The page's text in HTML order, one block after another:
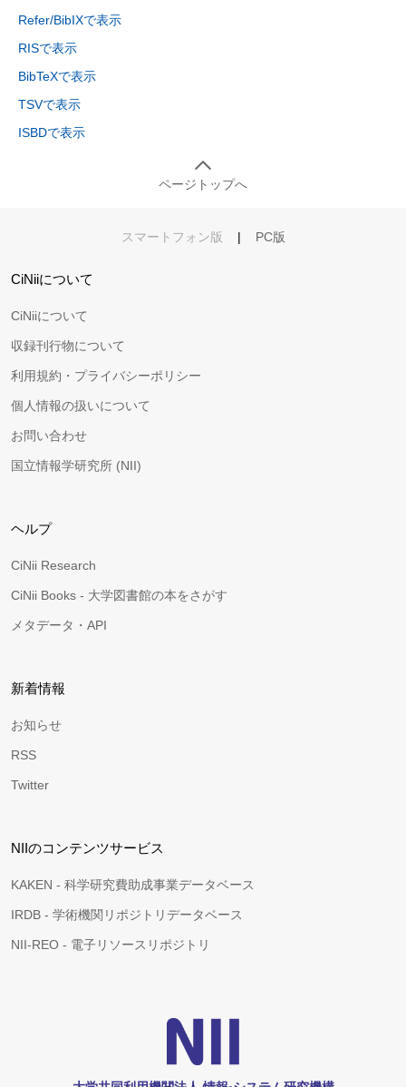
Refer/BibIXで表示
RISで表示
BibTeXで表示
TSVで表示
ISBDで表示
ページトップへ
スマートフォン版 | PC版
CiNiiについて
CiNiiについて
収録刊行物について
利用規約・プライバシーポリシー
個人情報の扱いについて
お問い合わせ
国立情報学研究所 (NII)
ヘルプ
CiNii Research
CiNii Books - 大学図書館の本をさがす
メタデータ・API
新着情報
お知らせ
RSS
Twitter
NIIのコンテンツサービス
KAKEN - 科学研究費助成事業データベース
IRDB - 学術機関リポジトリデータベース
NII-REO - 電子リソースリポジトリ